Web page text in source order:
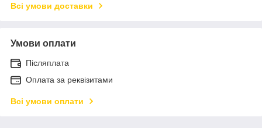
Всі умови доставки
Умови оплати
Післяплата
Оплата за реквізитами
Всі умови оплати